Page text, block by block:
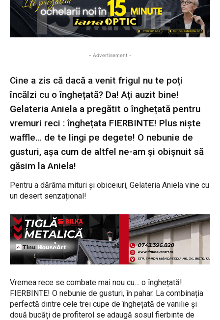
- Advertisement -
Cine a zis că dacă a venit frigul nu te poți
încălzi cu o înghețată? Da! Ați auzit bine!
Gelateria Aniela a pregătit o înghețată pentru
vremuri reci : înghețata FIERBINTE! Plus niște
waffle… de te lingi pe degete! O nebunie de
gusturi, așa cum de altfel ne-am și obișnuit să
găsim la Aniela!
Pentru a dărâma mituri și obiceiuri, Gelateria Aniela vine cu
un desert senzațional!
Vremea rece se combate mai nou cu… o înghețată!
FIERBINTE! O nebunie de gusturi, în pahar. La combinația
perfectă dintre cele trei cupe de înghețată de vanilie și
două bucăți de profiterol se adaugă sosul fierbinte de